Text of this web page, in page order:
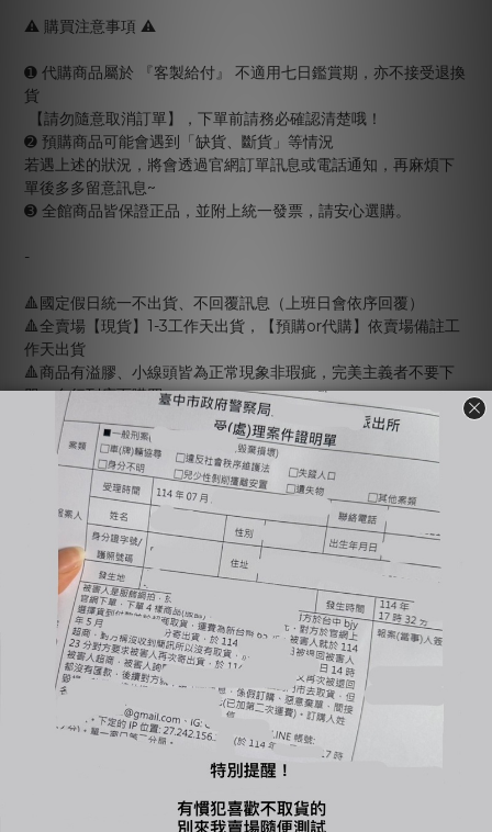
⚠️ 購買注意事項 ⚠️
➊ 代購商品屬於 『客製給付』 不適用七日鑑賞期，亦不接受退換
貨
【請勿隨意取消訂單】，下單前請務必確認清楚哦！
➋ 預購商品可能會遇到「缺貨、斷貨」等情況
若遇上述的狀況，將會透過官網訂單訊息或電話通知，再麻煩下
單後多多留意訊息~
➌ 全館商品皆保證正品，並附上統一發票，請安心選購。
-
🔺國定假日統一不出貨、不回覆訊息（上班日會依序回覆）
🔺全賣場【現貨】1-3工作天出貨，【預購or代購】依賣場備註工
作天出貨
🔺商品有溢膠、小線頭皆為正常現象非瑕疵，完美主義者不要下
單，自行到店面購買
🔺使用貨到付款惡意不取貨一律提告，並加入黑名單
🔺賣場商品可以退換貨，需先與客服確認庫存狀況；原商品外包
裝必須保持完整＆吊牌不能拆剪才能退換貨（退換貨須知請詳售
🔺商品一旦下水任何理由皆不接受退換貨
🔍【INSTAGRAM】：bjy_666
🔍【LINE 官方】：@bjy_666
您可能喜歡...